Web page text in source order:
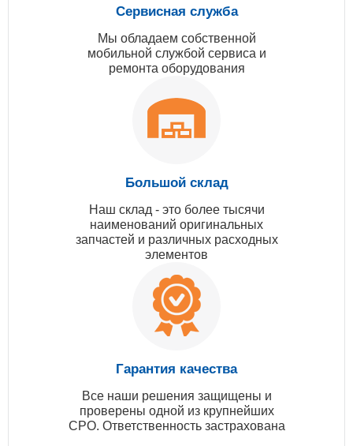
Сервисная служба
Мы обладаем собственной
мобильной службой сервиса и
ремонта оборудования
Большой склад
Наш склад - это более тысячи
наименований оригинальных
запчастей и различных расходных
элементов
Гарантия качества
Все наши решения защищены и
проверены одной из крупнейших
СРО. Ответственность застрахована